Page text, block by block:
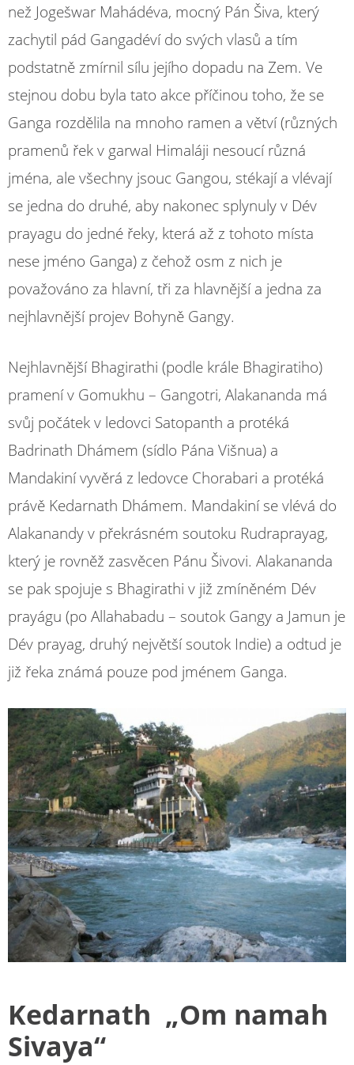
než Jogešwar Mahádéva, mocný Pán Šiva, který
zachytil pád Gangadéví do svých vlasů a tím
podstatně zmírnil sílu jejího dopadu na Zem. Ve
stejnou dobu byla tato akce příčinou toho, že se
Ganga rozdělila na mnoho ramen a větví (různých
pramenů řek v garwal Himaláji nesoucí různá
jména, ale všechny jsouc Gangou, stékají a vlévají
se jedna do druhé, aby nakonec splynuly v Dév
prayagu do jedné řeky, která až z tohoto místa
nese jméno Ganga) z čehož osm z nich je
považováno za hlavní, tři za hlavnější a jedna za
nejhlavnější projev Bohyně Gangy.
Nejhlavnější Bhagirathi (podle krále Bhagiratiho)
pramení v Gomukhu – Gangotri, Alakananda má
svůj počátek v ledovci Satopanth a protéká
Badrinath Dhámem (sídlo Pána Višnua) a
Mandakiní vyvěrá z ledovce Chorabari a protéká
právě Kedarnath Dhámem. Mandakiní se vlévá do
Alakanandy v překrásném soutoku Rudraprayag,
který je rovněž zasvěcen Pánu Šivovi. Alakananda
se pak spojuje s Bhagirathi v již zmíněném Dév
prayágu (po Allahabadu – soutok Gangy a Jamun je
Dév prayag, druhý největší soutok Indie) a odtud je
již řeka známá pouze pod jménem Ganga.
Kedarnath „Om namah
Sivaya“